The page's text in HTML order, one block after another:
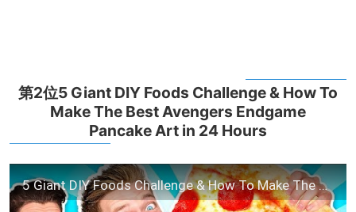
第2位5 Giant DIY Foods Challenge & How To
Make The Best Avengers Endgame
Pancake Art in 24 Hours
5 Giant DIY Foods Challenge & How To Make The Best Avengers Endgame Pancake Art in 24 Hours